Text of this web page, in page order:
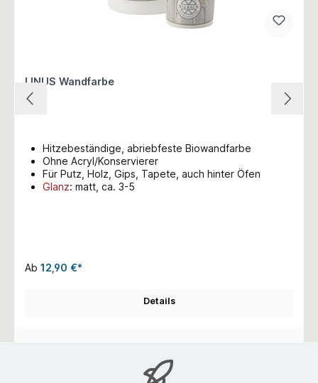
LINUS Wandfarbe
Hitzebeständige, abriebfeste Biowandfarbe
Ohne Acryl/Konservierer
Für Putz, Holz, Gips, Tapete, auch hinter Öfen
Glanz: matt, ca. 3-5
Ab 12,90 €*
Details